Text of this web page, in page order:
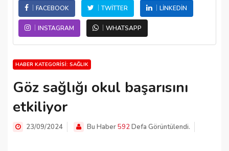
FACEBOOK TWITTER LINKEDIN
INSTAGRAM WHATSAPP
HABER KATEGORISI: SAĞLIK
Göz sağlığı okul başarısını
etkiliyor
23/09/2024 Bu Haber592Defa Görüntülendi.